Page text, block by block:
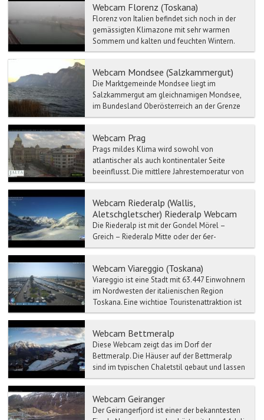
Webcam Florenz (Toskana)
Florenz von Italien befindet sich noch in der
gemässigten Klimazone mit sehr warmen
Sommern und kalten und feuchten Wintern.
Aufgrund seiner Lage u...
Webcam Mondsee (Salzkammergut)
Die Marktgemeinde Mondsee liegt im
Salzkammergut am gleichnamigen Mondsee,
im Bundesland Oberösterreich an der Grenze
zum Land Salzburg und im Geri...
Webcam Prag
Prags mildes Klima wird sowohl von
atlantischer als auch kontinentaler Seite
beeinflusst. Die mittlere Jahrestemperatur von
Prag liegt um die 8 °C,...
Webcam Riederalp (Wallis,
Aletschgletscher) Riederalp Webcam
Die Riederalp ist mit der Gondel Mörel –
Greich – Riederalp Mitte oder der 6er-
Gondelbahn Mörel – Ried-Mörel – Riederalp
Webcam Viareggio (Toskana)
Viareggio ist eine Stadt mit 63.447 Einwohnern
im Nordwesten der italienischen Region
Toskana. Eine wichtige Touristenattraktion ist
der Karneval, ...
Webcam Bettmeralp
Diese Webcam zeigt das im Dorf der
Bettmeralp. Die Häuser auf der Bettmeralp
sind im typischen Chaletstil gebaut und lassen
so das Do...
Webcam Geiranger
Der Geirangerfjord ist einer der bekanntesten